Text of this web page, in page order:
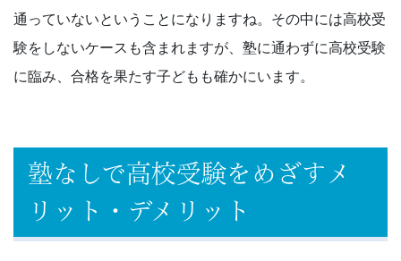
の
情
が
載
通っていないということになりますね。その中には高校受
験をしないケースも含まれますが、塾に通わずに高校受験
に臨み、合格を果たす子どもも確かにいます。
塾なしで高校受験をめざすメ
リット・デメリット